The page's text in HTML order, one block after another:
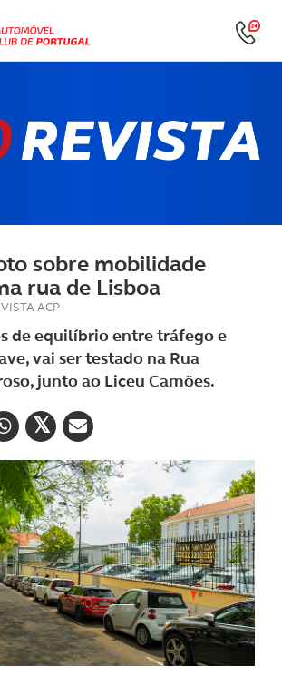
sobre mobilidade
rua de Lisboa
ACP
de equilíbrio entre tráfego e
vai ser testado na Rua
junto ao Liceu Camões.